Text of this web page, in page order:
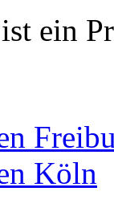
ein
Köln